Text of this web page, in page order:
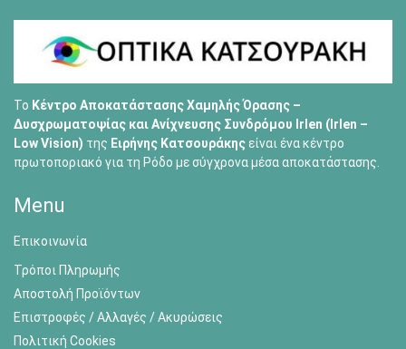
Το Κέντρο Αποκατάστασης Χαμηλής Όρασης –
Δυσχρωματοψίας και Ανίχνευσης Συνδρόμου Irlen (Irlen –
Low Vision) της Ειρήνης Κατσουράκηςείναι ένα κέντρο
πρωτοποριακό για τη Ρόδο με σύγχρονα μέσα αποκατάστασης.
Menu
Επικοινωνία
Τρόποι Πληρωμής
Αποστολή Προϊόντων
Επιστροφές / Αλλαγές / Ακυρώσεις
Πολιτική Cookies